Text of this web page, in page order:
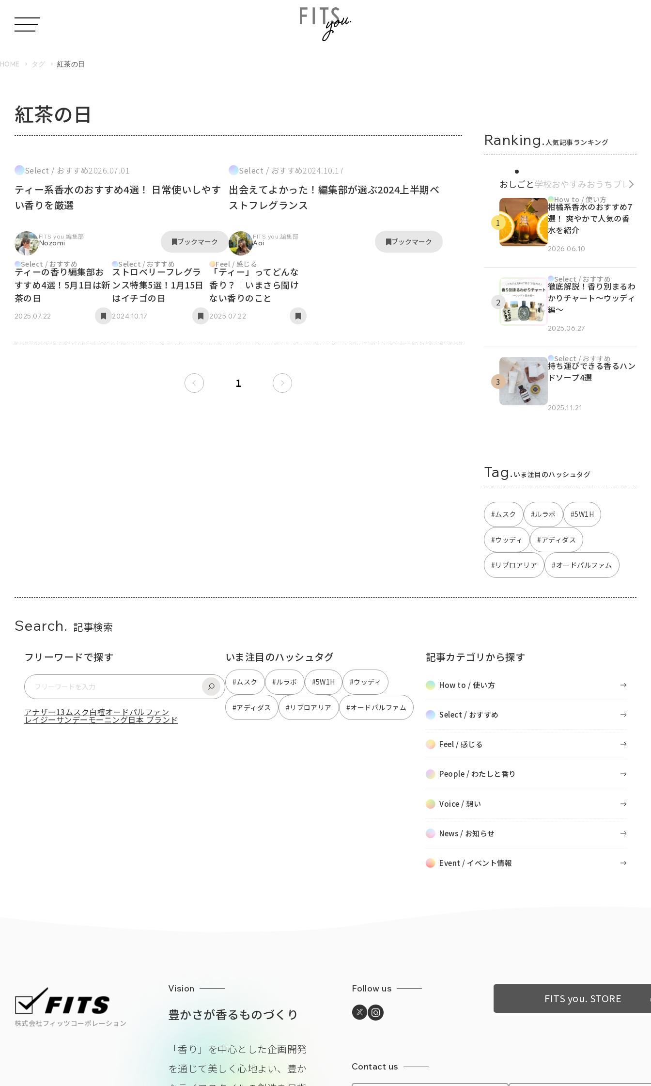
HOME タグ 紅茶の日
紅茶の日
Select / おすすめ2026.07.01
ティー系香水のおすすめ4選！ 日常使いしやす
い香りを厳選
FITS you.編集部
Nozomi ブックマーク
Select / おすすめ2024.10.17
出会えてよかった！編集部が選ぶ2024上半期ベ
ストフレグランス
FITS you.編集部
Aoi ブックマーク
Select / おすすめ
ティーの香り編集部お
すすめ4選！5月1日は新
茶の日
2025.07.22
Select / おすすめ
ストロベリーフレグラ
ンス特集5選！1月15日
はイチゴの日
2024.10.17
Feel / 感じる
「ティー」ってどんな
香り？｜いまさら聞け
ない香りのこと
2025.07.22
1
Ranking. 人気記事ランキング
おしごと学校おやすみおうち プレゼン
How to / 使い方
柑橘系香水のおすすめ7
選！ 爽やかで人気の香
水を紹介
2026.06.10
Select / おすすめ
徹底解説！香り別まるわ
かりチャート～ウッディ
編～
2025.06.27
Select / おすすめ
持ち運びできる香るハン
ドソープ4選
2025.11.21
Tag. いま注目のハッシュタグ
#ムスク #ルラボ #5W1H
#ウッディ #アディダス
#リブロアリア #オードパルファム
Search. 記事検索
フリーワードで探す
アナザー13ムスク白檀オードパルファン
レイジーサンデーモーニング日本 ブランド
いま注目のハッシュタグ
#ムスク #ルラボ #5W1H #ウッディ
#アディダス #リブロアリア #オードパルファム
記事カテゴリから探す
How to / 使い方
Select / おすすめ
Feel / 感じる
People / わたしと香り
Voice / 想い
News / お知らせ
Event / イベント情報
株式会社フィッツコーポレーション
Vision
豊かさが香るものづくり
「香り」を中心とした企画開発
を通じて美しく心地よい、豊か
Follow us
FITS you. STORE
Contact us